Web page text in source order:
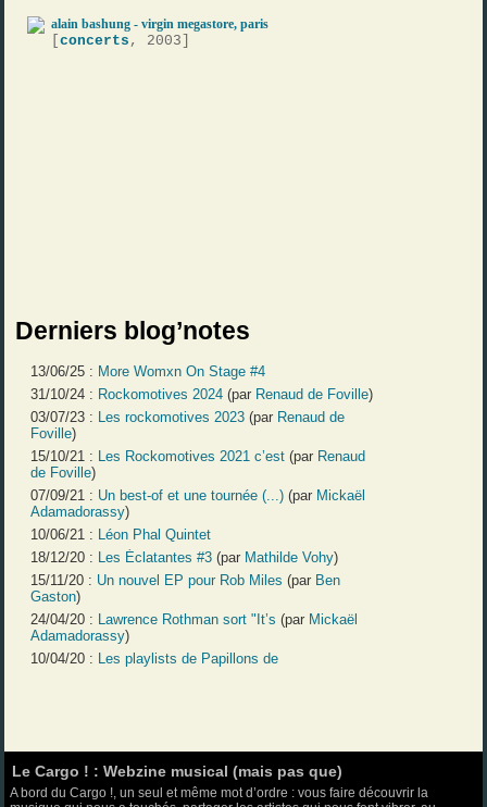
alain bashung - virgin megastore, paris
[concerts , 2003]
Derniers blog’notes
13/06/25 : More Womxn On Stage #4
31/10/24 : Rockomotives 2024 (par Renaud de Foville)
03/07/23 : Les rockomotives 2023 (par Renaud de
Foville)
15/10/21 : Les Rockomotives 2021 c’est (par Renaud
de Foville)
07/09/21 : Un best-of et une tournée (...) (par Mickaël
Adamadorassy)
10/06/21 : Léon Phal Quintet
18/12/20 : Les Éclatantes #3 (par Mathilde Vohy)
15/11/20 : Un nouvel EP pour Rob Miles (par Ben
Gaston)
24/04/20 : Lawrence Rothman sort "It’s (par Mickaël
Adamadorassy)
10/04/20 : Les playlists de Papillons de
Le Cargo ! : Webzine musical (mais pas que)
A bord du Cargo !, un seul et même mot d’ordre : vous faire découvrir la